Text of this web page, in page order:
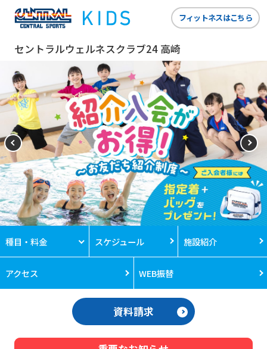
セントラルウェルネスクラブ24 高崎
フィットネスはこちら
種目・料金 スケジュール 施設紹介
アクセス WEB振替
資料請求